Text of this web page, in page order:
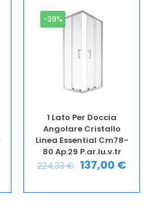
-39%
1 Lato Per Doccia
Angolare Cristallo
Linea Essential Cm78-
80 Ap.29 P.ar.lu.v.tr
224,33€ 137,00 €